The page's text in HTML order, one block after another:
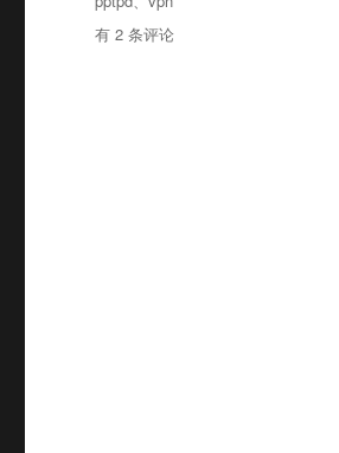
签
Is
有 2 条评论